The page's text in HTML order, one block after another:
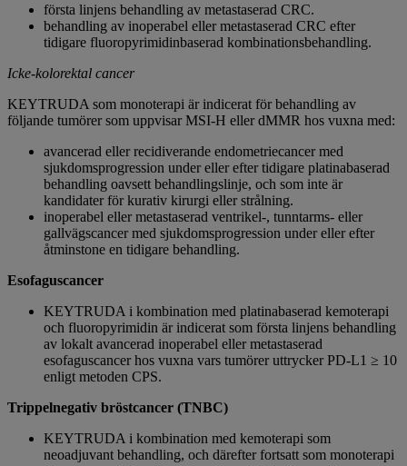
första linjens behandling av metastaserad CRC.
behandling av inoperabel eller metastaserad CRC efter
tidigare fluoropyrimidinbaserad kombinationsbehandling.
Icke-kolorektal cancer
KEYTRUDA som monoterapi är indicerat för behandling av
följande tumörer som uppvisar MSI-H eller dMMR hos vuxna med:
avancerad eller recidiverande endometriecancer med
sjukdomsprogression under eller efter tidigare platinabaserad
behandling oavsett behandlingslinje, och som inte är
kandidater för kurativ kirurgi eller strålning.
inoperabel eller metastaserad ventrikel-, tunntarms- eller
gallvägscancer med sjukdomsprogression under eller efter
åtminstone en tidigare behandling.
Esofaguscancer
KEYTRUDA i kombination med platinabaserad kemoterapi
och fluoropyrimidin är indicerat som första linjens behandling
av lokalt avancerad inoperabel eller metastaserad
esofaguscancer hos vuxna vars tumörer uttrycker PD-L1 ≥ 10
enligt metoden CPS.
Trippelnegativ bröstcancer (TNBC)
KEYTRUDA i kombination med kemoterapi som
neoadjuvant behandling, och därefter fortsatt som monoterapi